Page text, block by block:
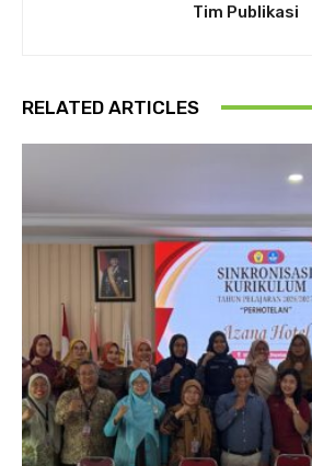
Tim Publikasi
RELATED ARTICLES